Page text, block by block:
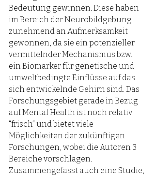
Bedeutung gewinnen. Diese haben
im Bereich der Neurobildgebung
zunehmend an Aufmerksamkeit
gewonnen, da sie ein potenzieller
vermittelnder Mechanismus bzw.
ein Biomarker für genetische und
umweltbedingte Einflüsse auf das
sich entwickelnde Gehirn sind. Das
Forschungsgebiet gerade in Bezug
auf Mental Health ist noch relativ
“frisch” und bietet viele
Möglichkeiten der zukünftigen
Forschungen, wobei die Autoren 3
Bereiche vorschlagen.
Zusammengefasst auch eine Studie,